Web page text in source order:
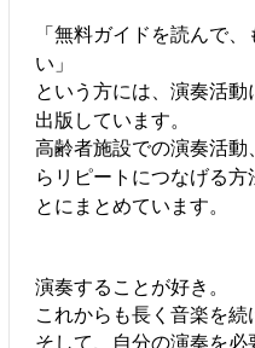
「無料ガイドを読んで
い」
という方には、演奏活
出版しています。
高齢者施設での演奏活
らリピートにつなげる
とにまとめています。
演奏することが好き。
これからも長く音楽を続
そして、自分の演奏を